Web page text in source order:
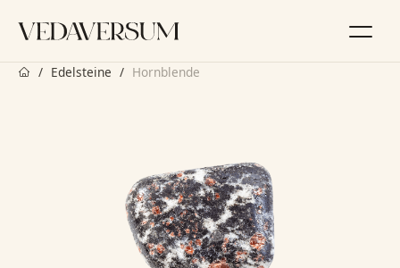
Inhalt
springen
StartseiteEdelsteine Hornblende